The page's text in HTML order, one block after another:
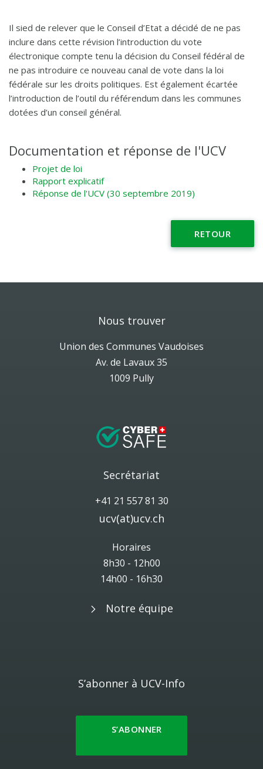
Il sied de relever que le Conseil d’Etat a décidé de ne pas
inclure dans cette révision l’introduction du vote
électronique compte tenu la décision du Conseil fédéral de
ne pas introduire ce nouveau canal de vote dans la loi
fédérale sur les droits politiques. Est également écartée
l’introduction de l’outil du référendum dans les communes
dotées d’un conseil général.
Documentation et réponse de l'UCV
Projet de loi
Rapport explicatif
Réponse de l'UCV (30 septembre 2019)
RETOUR
Nous trouver
Union des Communes Vaudoises
Av. de Lavaux 35
1009 Pully
Secrétariat
+41 21 557 81 30
ucv(at)ucv.ch
Horaires
8h30 - 12h00
14h00 - 16h30
Notre équipe
S’abonner à UCV-Info
S’ABONNER